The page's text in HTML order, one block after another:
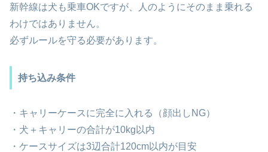
新幹線は犬も乗車OKですが、人のようにそのまま乗れる
わけではありません。
必ずルールを守る必要があります。
持ち込み条件
・キャリーケースに完全に入れる（顔出しNG）
・犬＋キャリーの合計が10kg以内
・ケースサイズは3辺合計120cm以内が目安